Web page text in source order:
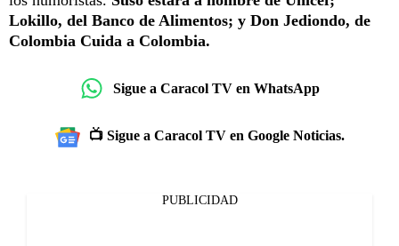
Lokillo, del Banco de Alimentos; y Don Jediondo, de
Colombia Cuida a Colombia.
Sigue a Caracol TV en WhatsApp
📺 Sigue a Caracol TV en Google Noticias.
PUBLICIDAD